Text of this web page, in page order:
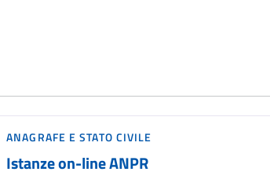
ANAGRAFE E STATO CIVILE
Istanze on-line ANPR